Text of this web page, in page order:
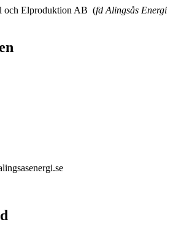
och Elproduktion AB (fd Alingsås Energi